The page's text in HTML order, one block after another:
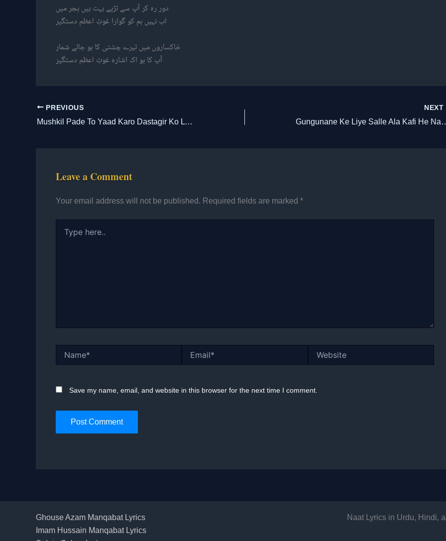
دور رہ کر آپ سے تڑپے بہت ہیں ہجر میں
اب نہیں ہم کو گوارا غوثِ اعظم دستگیر
خاکساروں میں تیرے چشتی کا ہو جائے شمار
آپ کا ہو اک اشارہ غوثِ اعظم دستگیر
PREVIOUS
Mushkil Pade To Yaad Karo Dastagir Ko Lyrics || मुश्किल पड़े तो याद करो दस्तगीर को
NEXT
Gungunane Ke Liye Salle Ala Kafi
Leave a Comment
Your email address will not be published. Required fields are marked *
here..
Save my name, email, and website in this browser for the next time I comment.
Ghouse Azam Manqabat Lyrics
Imam Hussain Manqabat Lyrics
Naat Lyrics in Urdu, Hindi,